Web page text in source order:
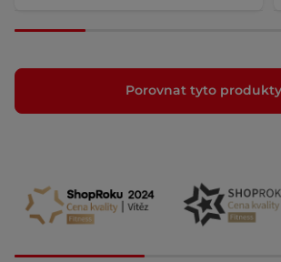
Porovnat tyto produkty